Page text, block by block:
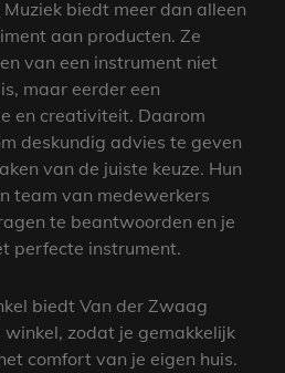
biedt meer dan alleen
aan producten. Ze
van een instrument niet
maar eerder een
en creativiteit. Daarom
deskundig advies te geven
van de juiste keuze. Hun
team van medewerkers
te beantwoorden en je
perfecte instrument.
biedt Van der Zwaag
winkel, zodat je gemakkelijk
comfort van je eigen huis.